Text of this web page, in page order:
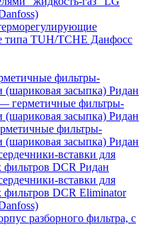
типа TUH/TCHE Данфосс
фильтры-
(шариковая засыпка) Ридан
герметичные фильтры-
(шариковая засыпка) Ридан
фильтры-
(шариковая засыпка) Ридан
вставки для
фильтров DCR Ридан
вставки для
фильтров DCR Eliminator
разборного фильтра, с